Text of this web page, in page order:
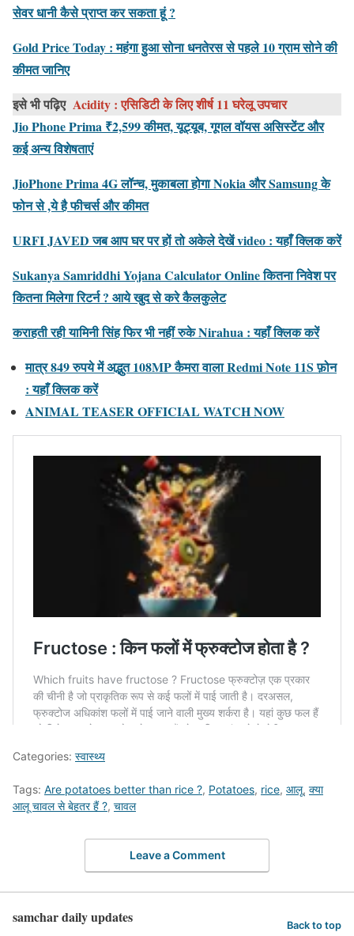
सेवर धानी कैसे प्राप्त कर सकता हूं ?
Gold Price Today : महंगा हुआ सोना धनतेरस से पहले 10 ग्राम सोने की
कीमत जानिए
इसे भी पढ़िए Acidity : एसिडिटी के लिए शीर्ष 11 घरेलू उपचार
Jio Phone Prima ₹2,599 कीमत, यूट्यूब, गूगल वॉयस असिस्टेंट और
कई अन्य विशेषताएं
JioPhone Prima 4G लॉन्च, मुकाबला होगा Nokia और Samsung के
फोन से ,ये है फीचर्स और कीमत
URFI JAVED जब आप घर पर हों तो अकेले देखें video : यहाँ क्लिक करें
Sukanya Samriddhi Yojana Calculator Online कितना निवेश पर
कितना मिलेगा रिटर्न ? आये खुद से करे कैलकुलेट
कराहती रही यामिनी सिंह फिर भी नहीं रुके Nirahua : यहाँ क्लिक करें
मात्र 849 रुपये में अद्भुत 108MP कैमरा वाला Redmi Note 11S फ़ोन
: यहाँ क्लिक करें
ANIMAL TEASER OFFICIAL WATCH NOW
Categories: स्वास्थ्य
Tags: Are potatoes better than rice ?, Potatoes, rice, आलू, क्या
आलू चावल से बेहतर हैं ?, चावल
Leave a Comment
samchar daily updates Back to top